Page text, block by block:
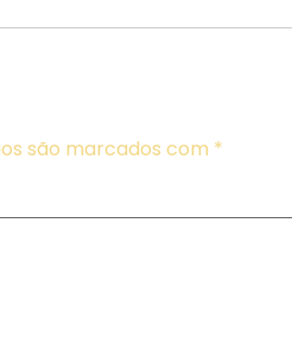
são marcados com *